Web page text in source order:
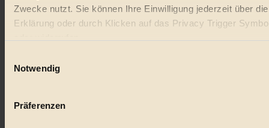
Zwecke nutzt. Sie können Ihre Einwilligung jederzeit über
Erklärung oder durch Klicken auf das Privacy Trigger
Wenn Sie es erlauben, würden wir auch gerne:
Ihr Gerät durch aktives Scannen nach bestimmten
Notwendig
Präferenzen
Bio
Vegan